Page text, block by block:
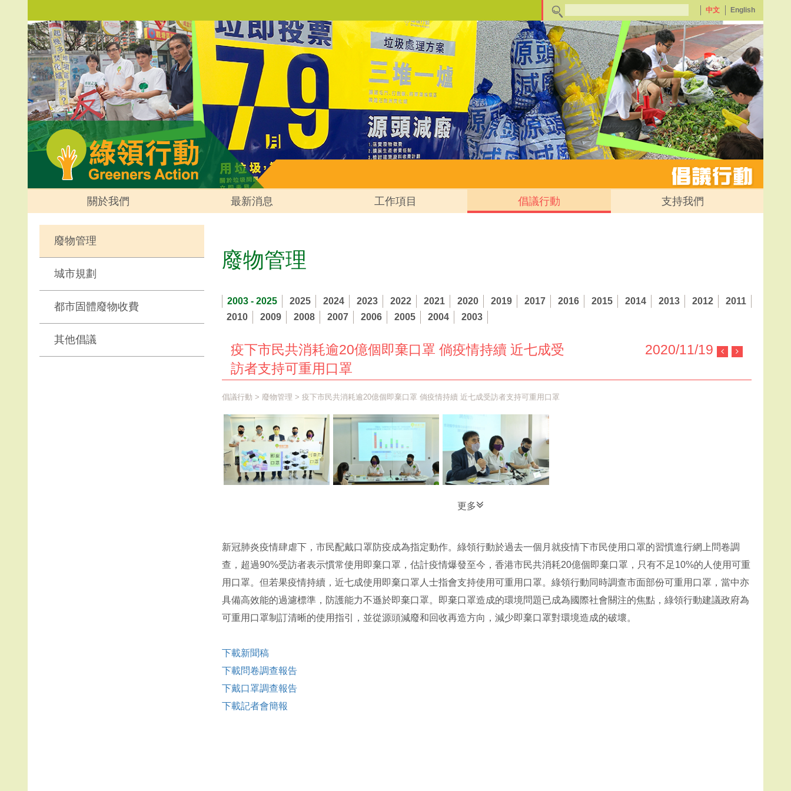
中文 English
關於我們 最新消息 工作項目 倡議行動 支持我們
廢物管理
城市規劃
都市固體廢物收費
其他倡議
廢物管理
2003 - 2025 2025 2024 2023 2022 2021 2020 2019 2017 2016 2015 2014 2013 2012
2011
2010
2009 2008 2007 2006 2005 2004 2003
疫下市民共消耗逾20億個即棄口罩 倘疫情持續 近七成受
訪者支持可重用口罩
2020/11/19
倡議行動 > 廢物管理 > 疫下市民共消耗逾20億個即棄口罩 倘疫情持續 近七成受訪者支持可重用口罩
更多
新冠肺炎疫情肆虐下，市民配戴口罩防疫成為指定動作。綠領行動於過去一個月就疫情下市民使用口罩的習慣進行網上問卷調
查，超過90%受訪者表示慣常使用即棄口罩，估計疫情爆發至今，香港市民共消耗20億個即棄口罩，只有不足10%的人使用可重
用口罩。但若果疫情持續，近七成使用即棄口罩人士指會支持使用可重用口罩。綠領行動同時調查市面部份可重用口罩，當中亦
具備高效能的過濾標準，防護能力不遜於即棄口罩。即棄口罩造成的環境問題已成為國際社會關注的焦點，綠領行動建議政府為
可重用口罩制訂清晰的使用指引，並從源頭減廢和回收再造方向，減少即棄口罩對環境造成的破壞。
下載新聞稿
下載問卷調查報告
下戴口罩調查報告
下載記者會簡報